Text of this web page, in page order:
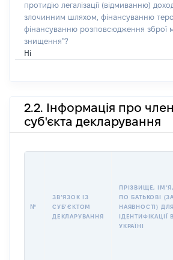
протидію легалізації (відмиванню)
злочинним шляхом, фінансуванню
фінансуванню розповсюдження зброї
знищення"?
Ні
2.2. Інформація про
суб'єкта декларування
№
ЗВʼЯЗОК ІЗ
СУБʼЄКТОМ
ДЕКЛАРУВАННЯ
ПРІЗВИЩЕ, ІМʼЯ,
ПО БАТЬКОВІ (ЗА
НАЯВНОСТІ) ДЛЯ
ІДЕНТИФІКАЦІЇ В
УКРАЇНІ